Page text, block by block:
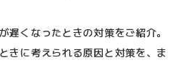
くなったときの対策をご紹介。
きに考えられる原因と対策を、ま